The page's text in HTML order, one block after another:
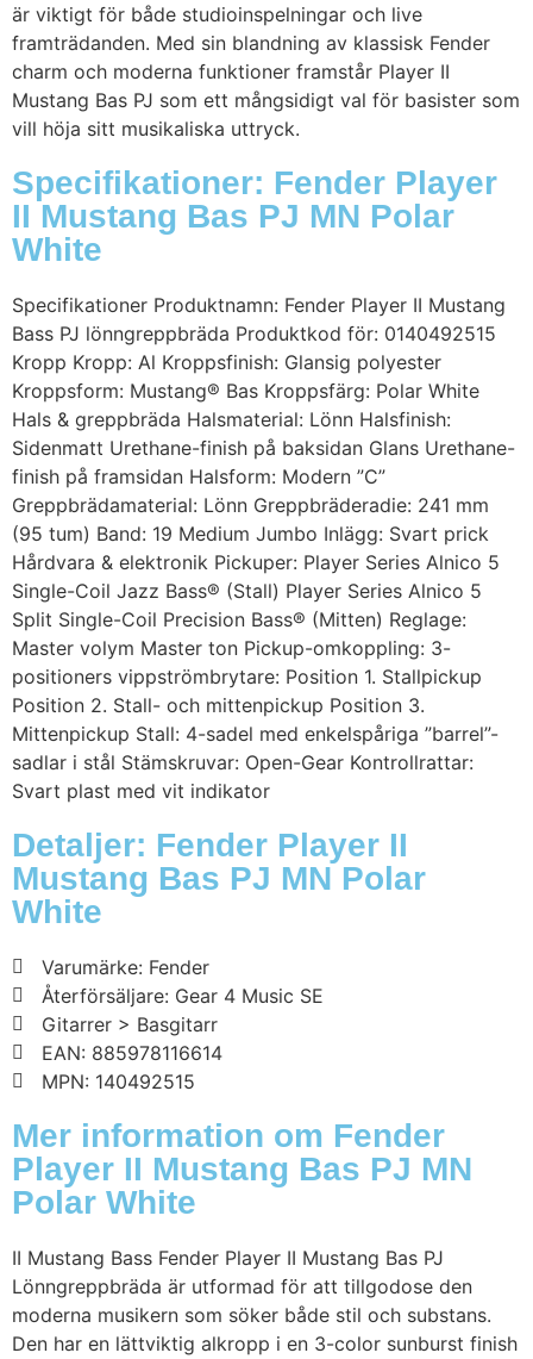
är viktigt för både studioinspelningar och live
framträdanden. Med sin blandning av klassisk Fender
charm och moderna funktioner framstår Player II
Mustang Bas PJ som ett mångsidigt val för basister som
vill höja sitt musikaliska uttryck.
Specifikationer: Fender Player
II Mustang Bas PJ MN Polar
White
Specifikationer Produktnamn: Fender Player II Mustang
Bass PJ lönngreppbräda Produktkod för: 0140492515
Kropp Kropp: Al Kroppsfinish: Glansig polyester
Kroppsform: Mustang® Bas Kroppsfärg: Polar White
Hals & greppbräda Halsmaterial: Lönn Halsfinish:
Sidenmatt Urethane-finish på baksidan Glans Urethane-
finish på framsidan Halsform: Modern ”C”
Greppbrädamaterial: Lönn Greppbräderadie: 241 mm
(95 tum) Band: 19 Medium Jumbo Inlägg: Svart prick
Hårdvara & elektronik Pickuper: Player Series Alnico 5
Single-Coil Jazz Bass® (Stall) Player Series Alnico 5
Split Single-Coil Precision Bass® (Mitten) Reglage:
Master volym Master ton Pickup-omkoppling: 3-
positioners vippströmbrytare: Position 1. Stallpickup
Position 2. Stall- och mittenpickup Position 3.
Mittenpickup Stall: 4-sadel med enkelspåriga ”barrel”-
sadlar i stål Stämskruvar: Open-Gear Kontrollrattar:
Svart plast med vit indikator
Detaljer: Fender Player II
Mustang Bas PJ MN Polar
White
Varumärke: Fender
Återförsäljare: Gear 4 Music SE
Gitarrer > Basgitarr
EAN: 885978116614
MPN: 140492515
Mer information om Fender
Player II Mustang Bas PJ MN
Polar White
II Mustang Bass Fender Player II Mustang Bas PJ
Lönngreppbräda är utformad för att tillgodose den
moderna musikern som söker både stil och substans.
Den har en lättviktig alkropp i en 3-color sunburst finish